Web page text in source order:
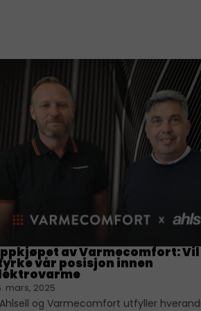
av Varmecomfort: Vil
vår posisjon innen
mars, 2025
Ahlsell og Varmecomfort utfyller